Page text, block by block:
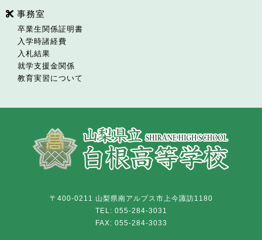
事務室
卒業生関係証明書
入学時諸経費
入札結果
就学支援金関係
教育実習について
〒400-0211 山梨県南アルプス市上今諏訪1180
TEL: 055-284-3031
FAX: 055-284-3033